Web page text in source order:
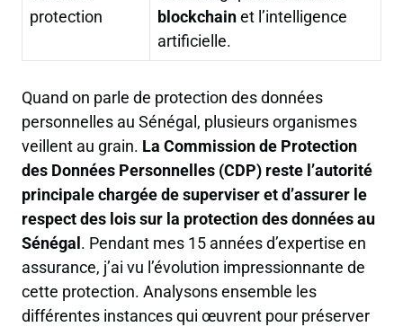
protection
blockchainet l’intelligence
artificielle.
Quand on parle de protection des données
personnelles au Sénégal, plusieurs organismes
veillent au grain. La Commission de Protection
des Données Personnelles (CDP) reste l’autorité
principale chargée de superviser et d’assurer le
respect des lois sur la protection des données au
Sénégal . Pendant mes 15 années d’expertise en
assurance, j’ai vu l’évolution impressionnante de
cette protection. Analysons ensemble les
différentes instances qui œuvrent pour préserver